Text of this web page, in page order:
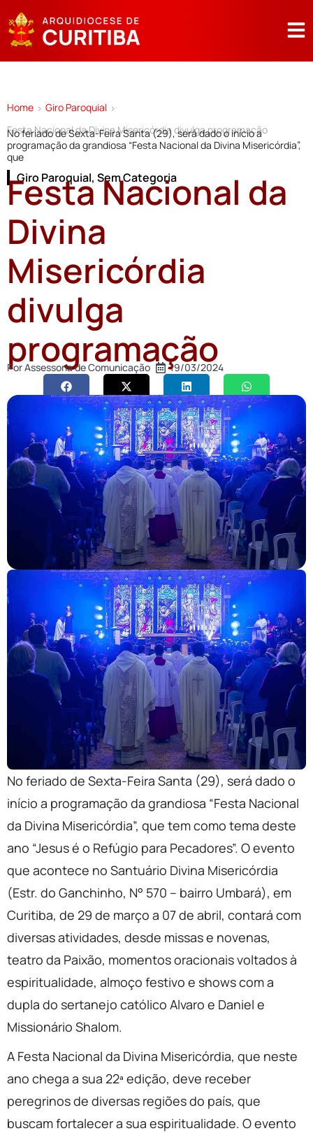
Home > Giro Paroquial >
Festa Nacional da Divina Misericórdia divulga programação
No feriado de Sexta-Feira Santa (29), será dado o início a
programação da grandiosa “Festa Nacional da Divina Misericórdia”,
que
Giro Paroquial, Sem Categoria
Festa Nacional da
Divina
Misericórdia
divulga
programação
PorAssessoria de Comunicação 19/03/2024
No feriado de Sexta-Feira Santa (29), será dado o
início a programação da grandiosa “Festa Nacional
da Divina Misericórdia”, que tem como tema deste
ano “Jesus é o Refúgio para Pecadores”. O evento
que acontece no Santuário Divina Misericórdia
(Estr. do Ganchinho, N° 570 – bairro Umbará), em
Curitiba, de 29 de março a 07 de abril, contará com
diversas atividades, desde missas e novenas,
teatro da Paixão, momentos oracionais voltados à
espiritualidade, almoço festivo e shows com a
dupla do sertanejo católico Alvaro e Daniel e
Missionário Shalom.
A Festa Nacional da Divina Misericórdia, que neste
ano chega a sua 22ª edição, deve receber
peregrinos de diversas regiões do país, que
buscam fortalecer a sua espiritualidade. O evento